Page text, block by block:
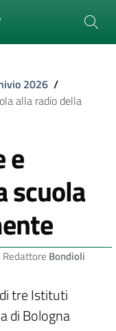
2026 /
alla radio della
e
scuola
Redattore Bondioli
tre Istituti
di Bologna